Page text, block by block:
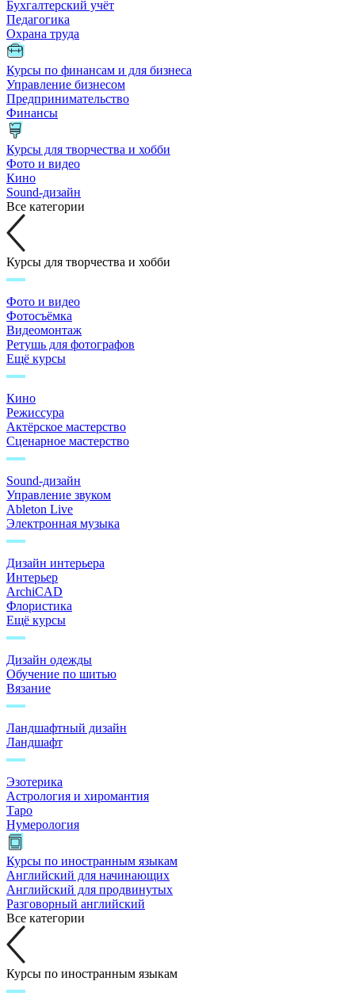
Бухгалтерский учёт
Педагогика
Охрана труда
Курсы по финансам и для бизнеса
Управление бизнесом
Предпринимательство
Финансы
Курсы для творчества и хобби
Фото и видео
Кино
Sound-дизайн
Все категории
Курсы для творчества и хобби
Фото и видео
Фотосъёмка
Видеомонтаж
Ретушь для фотографов
Ещё курсы
Кино
Режиссура
Актёрское мастерство
Сценарное мастерство
Sound-дизайн
Управление звуком
Ableton Live
Электронная музыка
Дизайн интерьера
Интерьер
ArchiCAD
Флористика
Ещё курсы
Дизайн одежды
Обучение по шитью
Вязание
Ландшафтный дизайн
Ландшафт
Эзотерика
Астрология и хиромантия
Таро
Нумерология
Курсы по иностранным языкам
Английский для начинающих
Английский для продвинутых
Разговорный английский
Все категории
Курсы по иностранным языкам